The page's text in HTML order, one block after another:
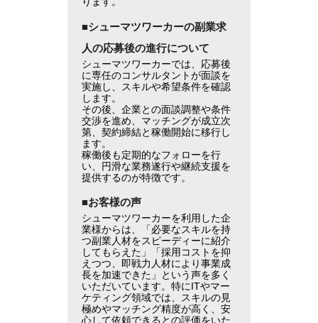
■シューマツワーカーの副業求
人の応募後の進行について
シューマツワーカーでは、応募後
に専任のコンサルタントが面談を
実施し、スキルや希望条件を確認
します。
その後、企業との面談調整や条件
交渉を進め、マッチングが成立次
第、契約締結と稼働開始に移行し
ます。
稼働後も定期的なフォローを行
い、円滑な業務遂行や継続支援を
提供するのが特徴です。
■お客様の声
シューマツワーカーを利用した企
業様からは、「必要なスキルを持
つ副業人材をスピーディーに紹介
してもらえた」「採用コストを抑
えつつ、即戦力人材により事業成
長を加速できた」という声を多く
いただいています。特にITやマー
ケティング領域では、スキルの見
極めやマッチング精度が高く、安
心して依頼できるとの評価をいた